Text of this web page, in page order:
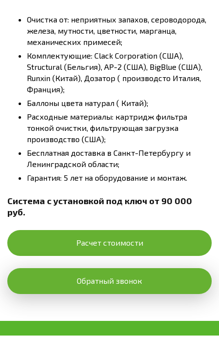
Очистка от: неприятных запахов, сероводорода,
железа, мутности, цветности, марганца,
механических примесей;
Комплектующие: Clack Corporation (США),
Structural (Бельгия), AP-2 (США), BigBlue (США),
Runxin (Китай), Дозатор ( производсто Италия,
Франция);
Баллоны цвета натурал ( Китай);
Расходные материалы: картридж фильтра
тонкой очистки, фильтрующая загрузка
производство (США);
Бесплатная доставка в Санкт-Петербургу и
Ленинградской области;
Гарантия: 5 лет на оборудование и монтаж.
Система с установкой под ключ от 90 000
руб.
Расчет стоимости
Обратный звонок